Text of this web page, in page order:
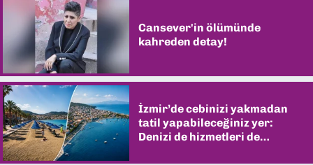
Cansever'in ölümünde
kahreden detay!
İzmir’de cebinizi yakmadan
tatil yapabileceğiniz yer:
Denizi de hizmetleri de